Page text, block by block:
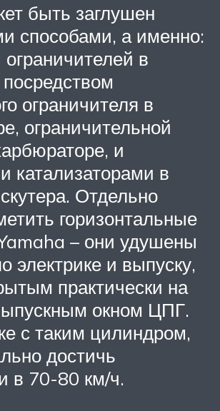
быть заглушен
способами, а именно:
ограничителей в
ограничителя в
ограничительной
и
катализаторами в
Отдельно
горизонтальные
– они удушены
электрике и выпуску,
практически на
окном ЦПГ.
с таким цилиндром,
достичь
в 70-80 км/ч.